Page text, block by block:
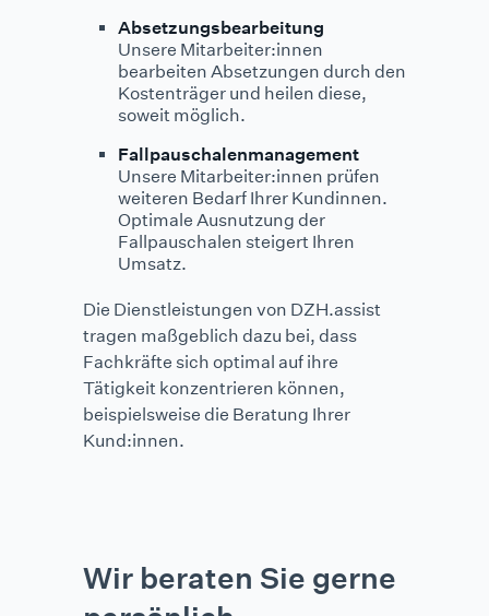
Absetzungsbearbeitung
Unsere Mitarbeiter:innen
bearbeiten Absetzungen durch den
Kostenträger und heilen diese,
soweit möglich.
Fallpauschalenmanagement
Unsere Mitarbeiter:innen prüfen
weiteren Bedarf Ihrer Kundinnen.
Optimale Ausnutzung der
Fallpauschalen steigert Ihren
Umsatz.
Die Dienstleistungen von DZH.assist
tragen maßgeblich dazu bei, dass
Fachkräfte sich optimal auf ihre
Tätigkeit konzentrieren können,
beispielsweise die Beratung Ihrer
Kund:innen.
Wir beraten Sie gerne